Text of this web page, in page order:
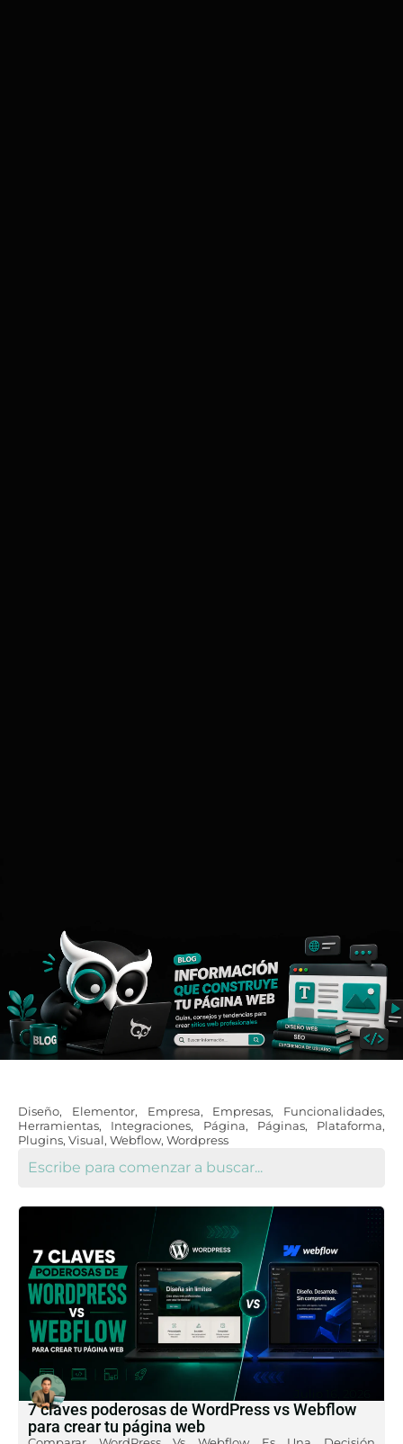
Diseño, Elementor, Empresa, Empresas, Funcionalidades,
Herramientas, Integraciones, Página, Páginas, Plataforma,
Plugins, Visual, Webflow, Wordpress
7 claves poderosas de WordPress vs Webflow
para crear tu página web